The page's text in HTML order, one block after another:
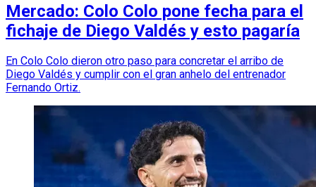
Mercado: Colo Colo pone fecha para el
fichaje de Diego Valdés y esto pagaría
En Colo Colo dieron otro paso para concretar el arribo de
Diego Valdés y cumplir con el gran anhelo del entrenador
Fernando Ortiz.